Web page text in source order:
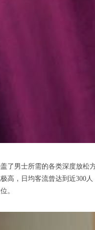
男士所需的各类深度放松方
高，日均客流曾达到近300
。